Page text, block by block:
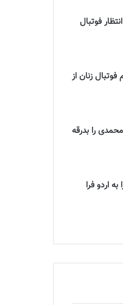
فوتبال
زنان از
را بدرقه
را به اردو فرا